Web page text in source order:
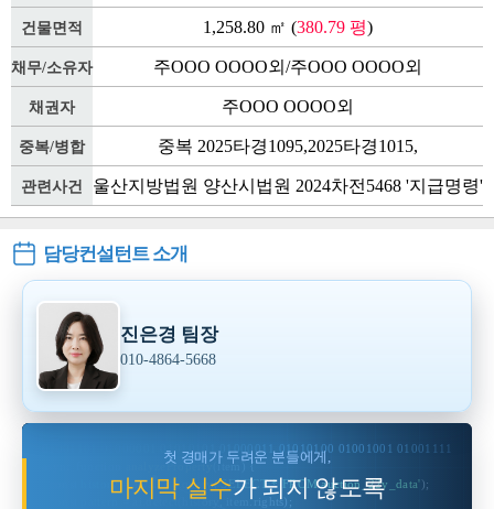
건물면적 1,258.80 ㎡ (380.79 평)
채무/소유자 주OOO OOOO외/주OOO OOOO외
채권자 주OOO OOOO외
중복/병합 중복 2025타경1095,2025타경1015,
관련사건 울산지방법원 양산시법원 2024차전5468 '지급명령'
담당컨설턴트 소개
진은경 팀장
010-4864-5668
마
옥
01001101 01000001 01010101 01000011 01010100 01001001 01001111
analyzeProperty
(item) {
history = await db.query('SELECT * FROM auction_22y_data');
= ai.detect(history, item.rights);
첫 경매가 두려운 분들에게,
마지막 실수가 되지 않도록